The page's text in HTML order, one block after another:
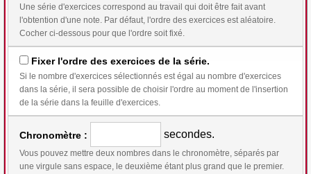
Une série d'exercices correspond au travail qui doit être fait avant
l'obtention d'une note. Par défaut, l'ordre des exercices est aléatoire.
Cocher ci-dessous pour que l'ordre soit fixé.
Fixer l'ordre des exercices de la série.
Si le nombre d'exercices sélectionnés est égal au nombre d'exercices
dans la série, il sera possible de choisir l'ordre au moment de l'insertion
de la série dans la feuille d'exercices.
Chronomètre : secondes.
Vous pouvez mettre deux nombres dans le chronomètre, séparés par
une virgule sans espace, le deuxième étant plus grand que le premier.